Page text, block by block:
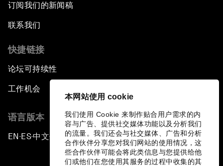
本网站使用 cookie
我们使用 Cookie 来制作贴合用户需求的内
容与广告、提供社交媒体功能以及分析我们
的流量。我们还会与社交媒体、广告和分析
合作伙伴分享您对我们网站的使用情况，这
些合作伙伴可能会将此类信息与您提供给他
们或他们在您使用其服务的过程中收集的其
订阅我们的新闻稿
联系我们
快捷链接
论坛可持续性
工作机会
语言版本
EN ▪ ES▪中文▪ 日本語